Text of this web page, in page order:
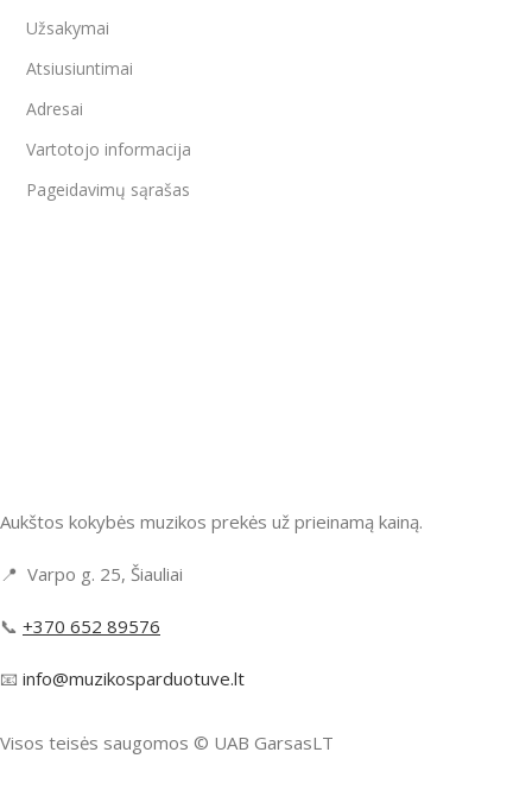
Užsakymai
Atsiusiuntimai
Adresai
Vartotojo informacija
Pageidavimų sąrašas
Aukštos kokybės muzikos prekės už prieinamą kainą.
📍 Varpo g. 25, Šiauliai
📞 +370 652 89576
📧 info@muzikosparduotuve.lt
Visos teisės saugomos ©️ UAB GarsasLT